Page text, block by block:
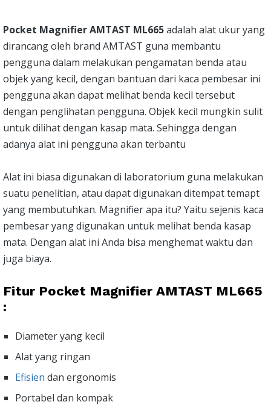
Pocket Magnifier AMTAST ML665adalah alat ukur yang
dirancang oleh brand AMTAST guna membantu
pengguna dalam melakukan pengamatan benda atau
objek yang kecil, dengan bantuan dari kaca pembesar ini
pengguna akan dapat melihat benda kecil tersebut
dengan penglihatan pengguna. Objek kecil mungkin sulit
untuk dilihat dengan kasap mata. Sehingga dengan
adanya alat ini pengguna akan terbantu
Alat ini biasa digunakan di laboratorium guna melakukan
suatu penelitian, atau dapat digunakan ditempat temapt
yang membutuhkan. Magnifier apa itu? Yaitu sejenis kaca
pembesar yang digunakan untuk melihat benda kasap
mata. Dengan alat ini Anda bisa menghemat waktu dan
juga biaya.
Fitur Pocket Magnifier AMTAST ML665
:
Diameter yang kecil
Alat yang ringan
Efisien dan ergonomis
Portabel dan kompak